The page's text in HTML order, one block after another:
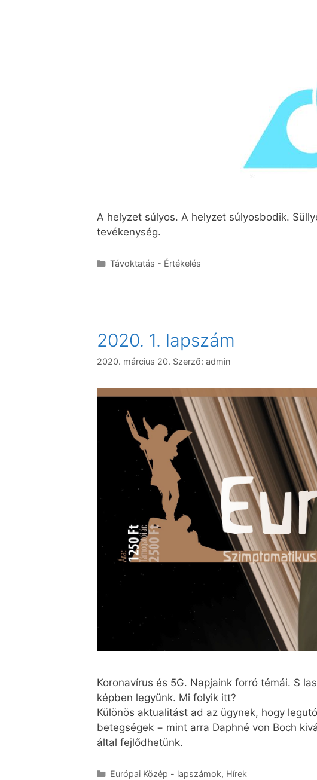
A helyzet súlyos. A helyzet súlyosbodik.
tevékenység.
Távoktatás - Értékelés
2020. 1. lapszám
2020. március 20. Szerző: admin
Koronavírus és 5G. Napjaink forró témái. S
képben legyünk. Mi folyik itt?
Különös aktualitást ad az ügynek, hogy
betegségek − mint arra Daphné von Boch
által fejlődhetünk.
Európai Közép - lapszámok, Hírek